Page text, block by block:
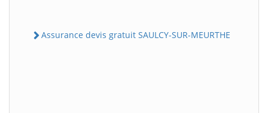
Assurance devis gratuit SAULCY-SUR-MEURTHE